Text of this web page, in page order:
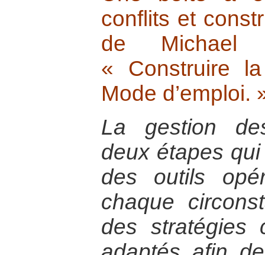
conflits et
de Michael
« Construire
Mode d’emploi.
La gestion
deux étapes
des outils
chaque
des stratégies